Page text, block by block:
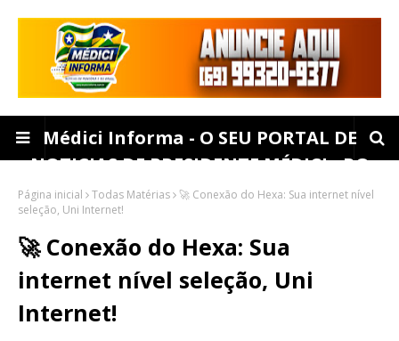
Médici Informa - O SEU PORTAL DE
NOTICIAS DE PRESIDENTE MÉDICI - RO
Página inicial Todas Matérias
🚀 Conexão do Hexa: Sua internet nível
seleção, Uni Internet!
🚀 Conexão do Hexa: Sua
internet nível seleção, Uni
Internet!